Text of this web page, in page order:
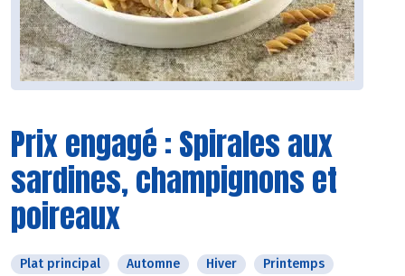
Prix engagé : Spirales aux
sardines, champignons et
poireaux
Plat principal Automne Hiver Printemps